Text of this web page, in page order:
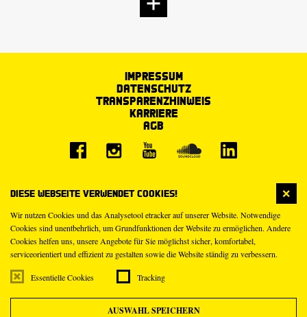
Diese Webseite verwendet Cookies!
Wir nutzen Cookies und das Analysetool etracker auf unserer Website. Notwendige
Cookies sind unentbehrlich, um Grundfunktionen der Website zu ermöglichen. Andere
Cookies helfen uns, unsere Angebote für Sie möglichst sicher, komfortabel,
serviceorientiert und effizient zu gestalten sowie die Website ständig zu verbessern.
Essentielle Cookies Tracking
AUSWAHL SPEICHERN
Impressum
Datenschutz
Transparenzhinweis
Karriere
AGB